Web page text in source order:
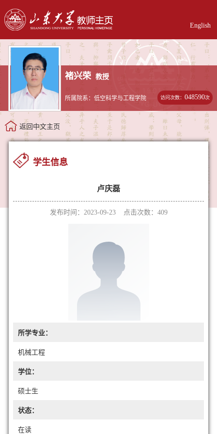
English
褚兴荣 教授
所属院系：低空科学与工程学院 访问次数：048590次
返回中文主页
学生信息
卢庆磊
发布时间：2023-09-23 点击次数： 409
所学专业：
机械工程
学位：
硕士生
状态：
在读